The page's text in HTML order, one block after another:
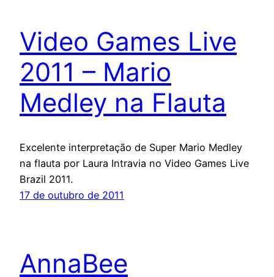
Video Games Live
2011 – Mario
Medley na Flauta
Excelente interpretação de Super Mario Medley
na flauta por Laura Intravia no Video Games Live
Brazil 2011.
17 de outubro de 2011
AnnaBee